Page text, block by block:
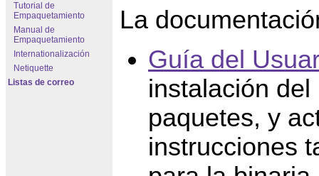
Tutorial de
Empaquetamiento
Manual de
Empaquetamiento
Internationalización
Netiquette
Listas de correo
La
Guía del
instalación
paquetes, y
instrucciones